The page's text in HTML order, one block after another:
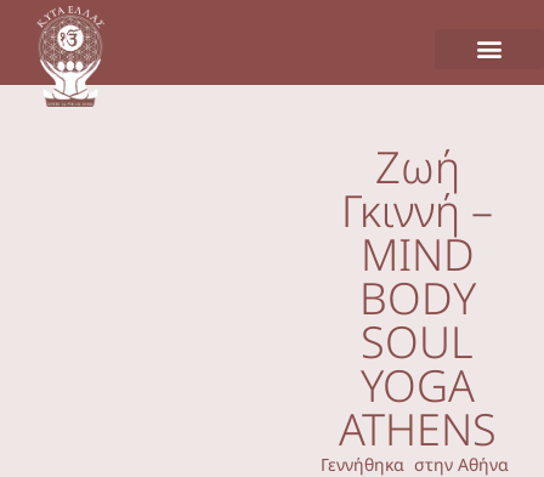
Ζωή
Γκιννή –
MIND
BODY
SOUL
YOGA
ATHENS
Γεννήθηκα στην Αθήνα